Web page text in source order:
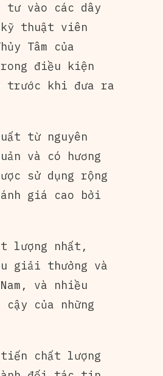
tư vào các dây
thuật viên
Tâm của
điều kiện
trước khi đưa ra
từ nguyên
và có hương
sử dụng rộng
giá cao bởi
lượng nhất,
giải thưởng và
và nhiều
của những
tiến chất lượng